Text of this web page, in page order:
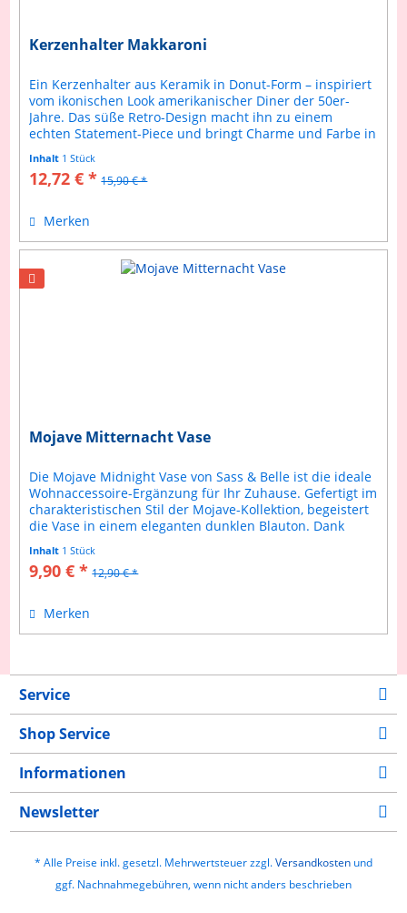
Kerzenhalter Makkaroni
Ein Kerzenhalter aus Keramik in Donut-Form – inspiriert
vom ikonischen Look amerikanischer Diner der 50er-
Jahre. Das süße Retro-Design macht ihn zu einem
echten Statement-Piece und bringt Charme und Farbe in
Inhalt 1 Stück
12,72 € * 15,90 € *
Merken
Mojave Mitternacht Vase
Die Mojave Midnight Vase von Sass & Belle ist die ideale
Wohnaccessoire-Ergänzung für Ihr Zuhause. Gefertigt im
charakteristischen Stil der Mojave-Kollektion, begeistert
die Vase in einem eleganten dunklen Blauton. Dank
Inhalt 1 Stück
9,90 € * 12,90 € *
Merken
Service
Shop Service
Informationen
Newsletter
* Alle Preise inkl. gesetzl. Mehrwertsteuer zzgl.Versandkosten und
ggf. Nachnahmegebühren, wenn nicht anders beschrieben